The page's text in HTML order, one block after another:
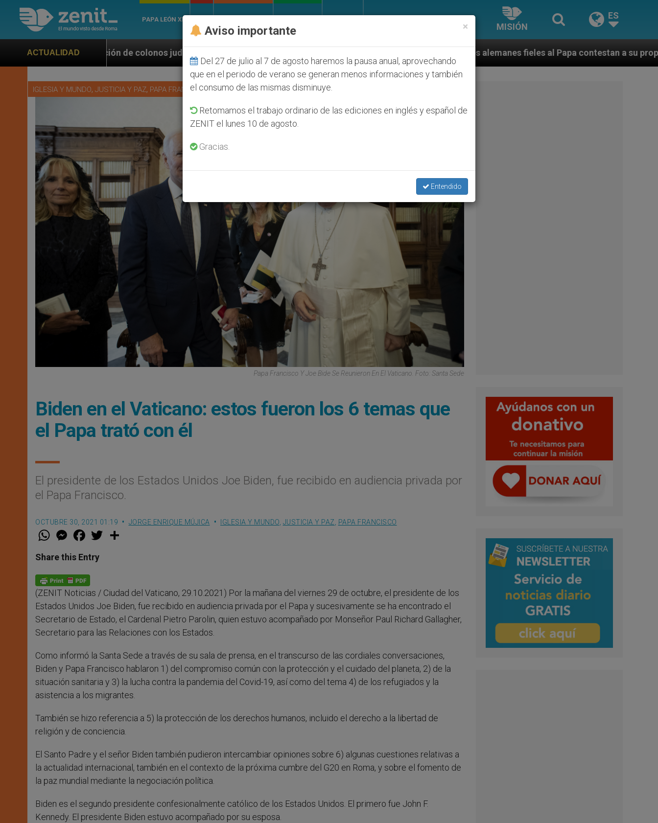
PAPA LEÓN XIV
MISIÓN
ES
ACTUALIDAD
de colonos judíos que afecta a cristianos (y no sólo) en Tierra Santa Sacerdotes alemanes fieles al Papa contestan a su propio obispo (y cardenal)
IGLESIA Y MUNDO, JUSTICIA Y PAZ, PAPA FRANCISCO
Papa Francisco Y Joe Bide Se Reunieron En El Vaticano. Foto: Santa Sede
Biden en el Vaticano: estos fueron los 6 temas que
el Papa trató con él
El presidente de los Estados Unidos Joe Biden, fue recibido en audiencia privada por
el Papa Francisco.
OCTUBRE 30, 2021 01:19 JORGE ENRIQUE MÚJICA IGLESIA Y MUNDO JUSTICIA Y PAZ PAPA FRANCISCO
W
t
s
p
p
M
e
s
e
g
e
r
F
a
e
b
o
k
w
Share this Entry
(ZENIT Noticias / Ciudad del Vaticano, 29.10.2021) Por la mañana del viernes 29 de octubre, el presidente de los
Estados Unidos Joe Biden, fue recibido en audiencia privada por el Papa y sucesivamente se ha encontrado el
Secretario de Estado, el Cardenal Pietro Parolin, quien estuvo acompañado por Monseñor Paul Richard Gallagher,
Secretario para las Relaciones con los Estados.
Como informó la Santa Sede a través de su sala de prensa, en el transcurso de las cordiales conversaciones,
Biden y Papa Francisco hablaron 1) del compromiso común con la protección y el cuidado del planeta, 2) de la
situación sanitaria y 3) la lucha contra la pandemia del Covid-19, así como del tema 4) de los refugiados y la
asistencia a los migrantes.
También se hizo referencia a 5) la protección de los derechos humanos, incluido el derecho a la libertad de
religión y de conciencia.
El Santo Padre y el señor Biden también pudieron intercambiar opiniones sobre 6) algunas cuestiones relativas a
la actualidad internacional, también en el contexto de la próxima cumbre del G20 en Roma, y sobre el fomento de
la paz mundial mediante la negociación política.
Biden es el segundo presidente confesionalmente católico de los Estados Unidos. El primero fue John F.
Kennedy. El presidente Biden estuvo acompañado por su esposa.
×
Aviso importante
Del 27 de julio al 7 de agosto haremos la pausa anual, aprovechando
que en el periodo de verano se generan menos informaciones y también
el consumo de las mismas disminuye.
Retomamos el trabajo ordinario de las ediciones en inglés y español de
ZENIT el lunes 10 de agosto.
Gracias.
Entendido